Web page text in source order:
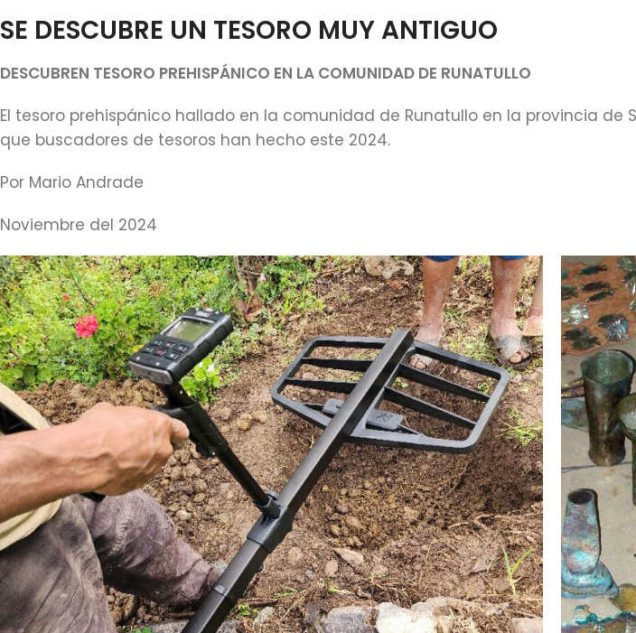
SE DESCUBRE UN TESORO MUY ANTIGUO
DESCUBREN TESORO PREHISPÁNICO EN LA COMUNIDAD DE RUNATULLO
El tesoro prehispánico hallado en la comunidad de Runatullo en la provincia
que buscadores de tesoros han hecho este 2024.
Por Mario Andrade
Noviembre del 2024